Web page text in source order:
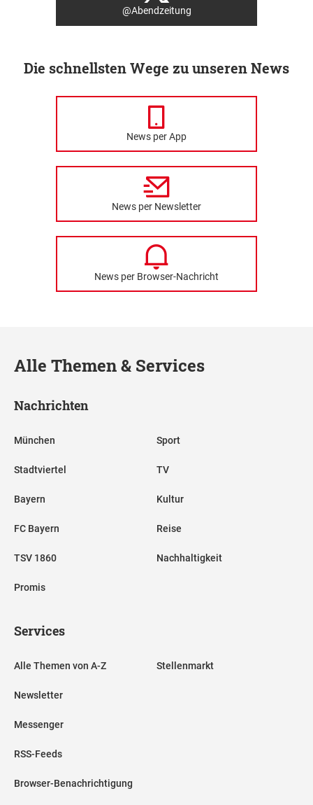
@Abendzeitung
Die schnellsten Wege zu unseren News
News per App
News per Newsletter
News per Browser-Nachricht
Alle Themen & Services
Nachrichten
München
Stadtviertel
Bayern
FC Bayern
TSV 1860
Promis
Sport
TV
Kultur
Reise
Nachhaltigkeit
Services
Alle Themen von A-Z
Newsletter
Messenger
RSS-Feeds
Browser-Benachrichtigung
Stellenmarkt